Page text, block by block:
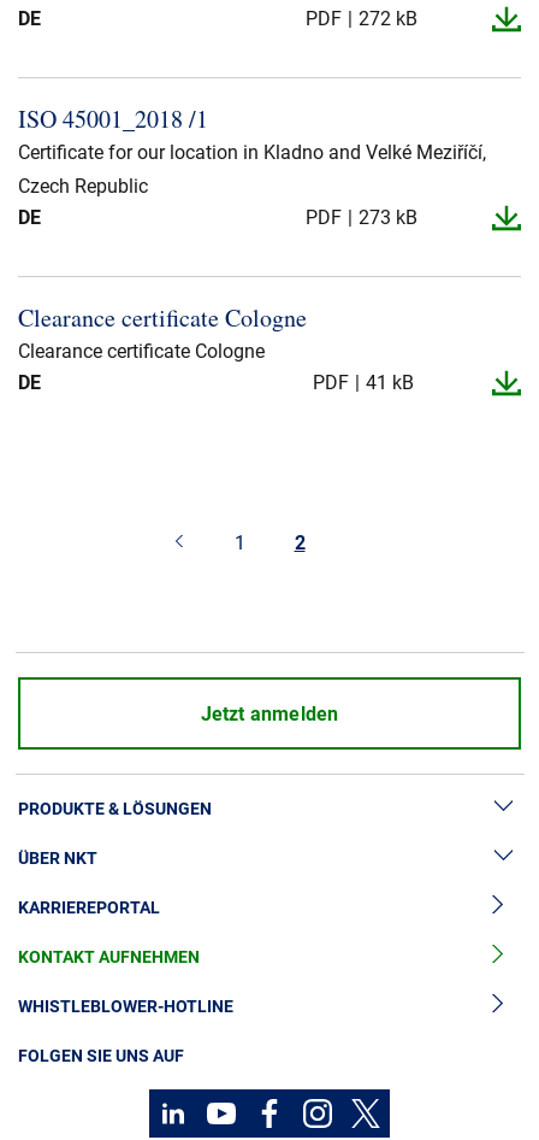
DE
PDF 272 kB
ISO 45001_​2018 /1
Certificate for our location in Kladno and Velké Meziříčí,
Czech Republic
DE
PDF 273 kB
Clearance certificate Cologne
Clearance certificate Cologne
DE
PDF 41 kB
1 2
Jetzt anmelden
PRODUKTE & LÖSUNGEN
Hochspannung
Kabelgarnituren
Mittelspannungskabel
Niederspannungskabel
ÜBER NKT
News & Presse
Unsere Geschichte
Investoren
Nachhaltigkeit
KARRIEREPORTAL
KONTAKT AUFNEHMEN
WHISTLEBLOWER-HOTLINE
FOLGEN SIE UNS AUF